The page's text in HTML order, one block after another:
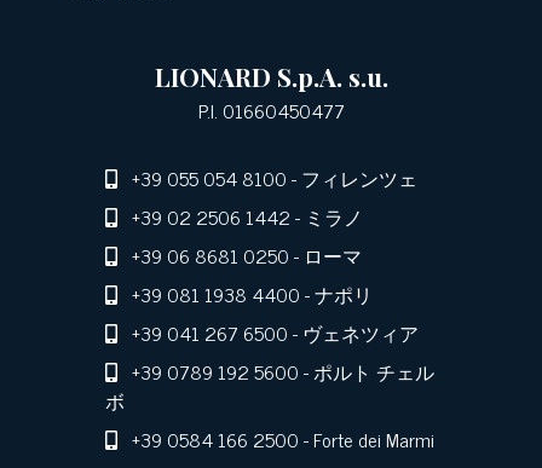
LIONARD S.p.A. s.u.
P.I. 01660450477
+39 055 054 8100- フィレンツェ
+39 02 2506 1442- ミラノ
+39 06 8681 0250- ローマ
+39 081 1938 4400- ナポリ
+39 041 267 6500- ヴェネツィア
+39 0789 192 5600- ポルト チェル
ボ
+39 0584 166 2500- Forte dei Marmi